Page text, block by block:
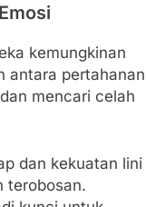
kemungkinan
antara pertahanan
mencari celah
dan kekuatan lini
terobosan.